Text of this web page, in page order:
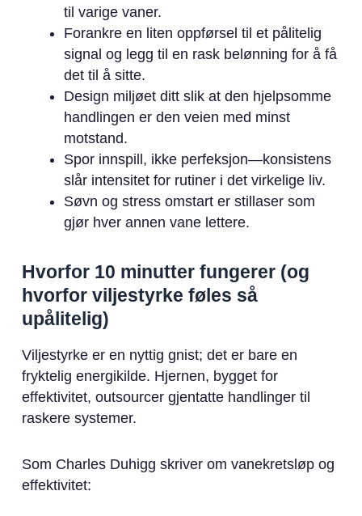
til varige vaner.
Forankre en liten oppførsel til et pålitelig
signal og legg til en rask belønning for å få
det til å sitte.
Design miljøet ditt slik at den hjelpsomme
handlingen er den veien med minst
motstand.
Spor innspill, ikke perfeksjon—konsistens
slår intensitet for rutiner i det virkelige liv.
Søvn og stress omstart er stillaser som
gjør hver annen vane lettere.
Hvorfor 10 minutter fungerer (og
hvorfor viljestyrke føles så
upålitelig)
Viljestyrke er en nyttig gnist; det er bare en
fryktelig energikilde. Hjernen, bygget for
effektivitet, outsourcer gjentatte handlinger til
raskere systemer.
Som Charles Duhigg skriver om vanekretsløp og
effektivitet: